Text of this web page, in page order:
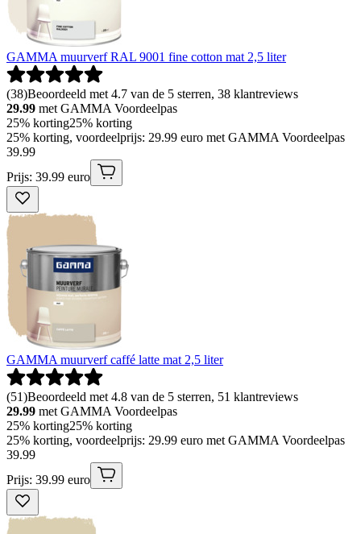
GAMMA muurverf RAL 9001 fine cotton mat 2,5 liter
(38)Beoordeeld met 4.7 van de 5 sterren, 38 klantreviews
29.99 met GAMMA Voordeelpas
25% korting25% korting
25% korting, voordeelprijs: 29.99 euro met GAMMA Voordeelpas
39.99
Prijs: 39.99 euro
GAMMA muurverf caffé latte mat 2,5 liter
(51)Beoordeeld met 4.8 van de 5 sterren, 51 klantreviews
29.99 met GAMMA Voordeelpas
25% korting25% korting
25% korting, voordeelprijs: 29.99 euro met GAMMA Voordeelpas
39.99
Prijs: 39.99 euro